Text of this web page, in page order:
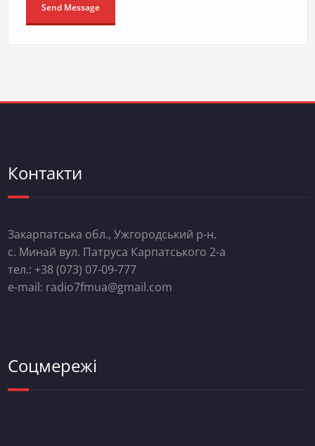
Контакти
Закарпатська обл., Ужгородський р-н.
с. Минай вул. Патруса Карпатського 2-а
тел.: +38 (073) 07-09-777
e-mail: radio7fmua@gmail.com
Соцмережі